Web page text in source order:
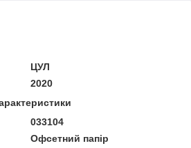
ЦУЛ
2020
033104
Офсетний папір